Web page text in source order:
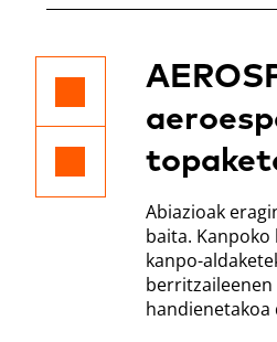
Abiazioak
baita.
kanpo-
berritzaileenen